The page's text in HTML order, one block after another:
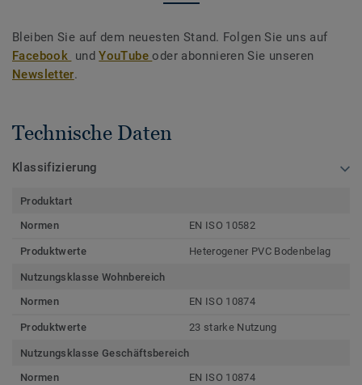
Bleiben Sie auf dem neuesten Stand. Folgen Sie uns auf
Facebook undYouTubeoder abonnieren Sie unseren
Newsletter.
Technische Daten
Klassifizierung
Produktart
Normen
EN ISO 10582
Produktwerte Heterogener PVC Bodenbelag
Nutzungsklasse Wohnbereich
Normen
EN ISO 10874
Produktwerte 23 starke Nutzung
Nutzungsklasse Geschäftsbereich
Normen
EN ISO 10874